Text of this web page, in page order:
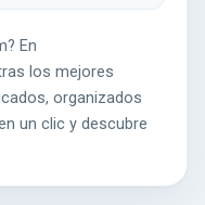
En
los mejores
organizados
un clic y descubre